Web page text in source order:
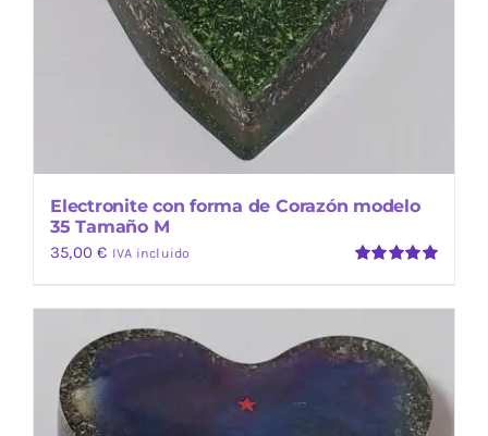
Electronite con forma de Corazón modelo
35 Tamaño M
5
35,00€ IVA incluido